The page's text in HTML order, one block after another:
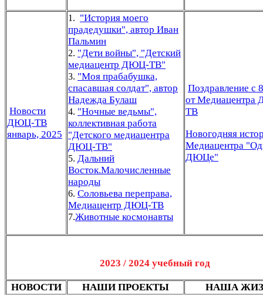
Новости
ДЮЦ-ТВ
январь, 2025
1. "История моего
прадедушки", автор Иван
Пальмин
2. "Дети войны", "Детский
медиацентр ДЮЦ-ТВ"
3. "Моя прабабушка,
спасавшая солдат", автор
Надежда Булаш
4. "Ночные ведьмы",
коллективная работа
"Детского медиацентра
ДЮЦ-ТВ"
5. Дальний
Восток.Малочисленные
народы
6. Соловьева переправа,
Медиацентр ДЮЦ-ТВ
7.Животные космонавты
Поздравление с
от
ТВ
Новогодняя
Медиацентра
ДЮЦе"
2023 / 2024 учебный год
НОВОСТИ НАШИ ПРОЕКТЫ НАША